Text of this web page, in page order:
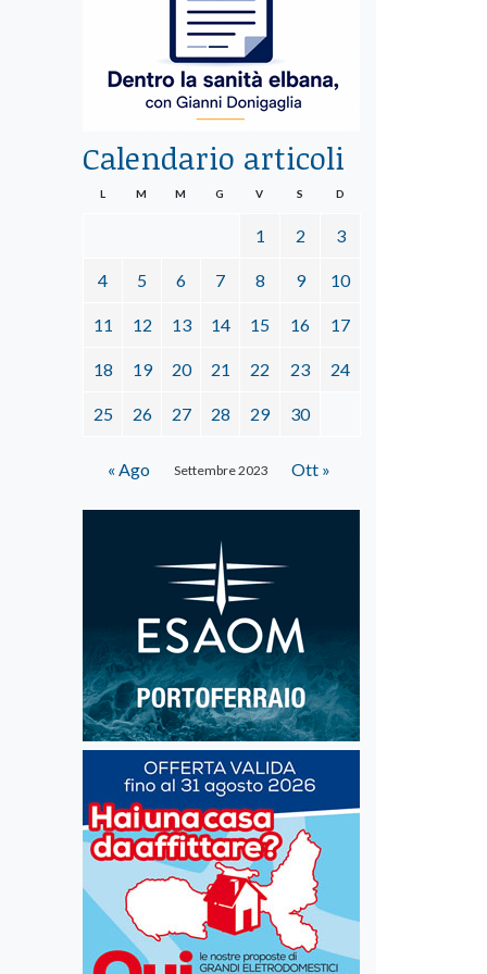
Calendario articoli
Settembre 2023
L M M G V S D
1 2 3
4 5 6 7 8 9 10
11 12 13 14 15 16 17
18 19 20 21 22 23 24
25 26 27 28 29 30
« Ago Ott »